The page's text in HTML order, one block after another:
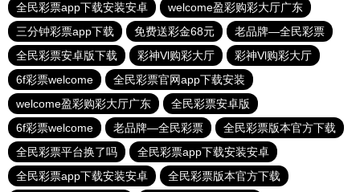
全民彩票app下载安装安卓
welcome盈彩购彩大厅广东
三分钟彩票app下载
免费送彩金68元
老品牌—全民彩票
全民彩票安卓版下载
彩神Vl购彩大厅
彩神Vl购彩大厅
6f彩票welcome
全民彩票官网app下载安装
welcome盈彩购彩大厅广东
全民彩票安卓版
6f彩票welcome
老品牌—全民彩票
全民彩票版本官方下载
全民彩票平台换了吗
全民彩票app下载安装安卓
全民彩票app下载安装安卓
全民彩票版本官方下载